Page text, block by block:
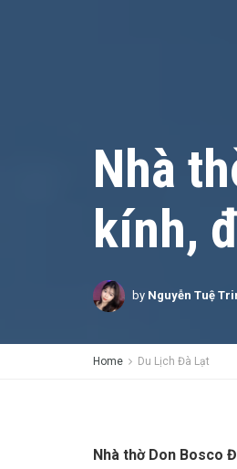
Nhà
kính,
by Nguyễn Tuệ
Home Du Lịch Đà Lạt
Nhà thờ Don Bosco